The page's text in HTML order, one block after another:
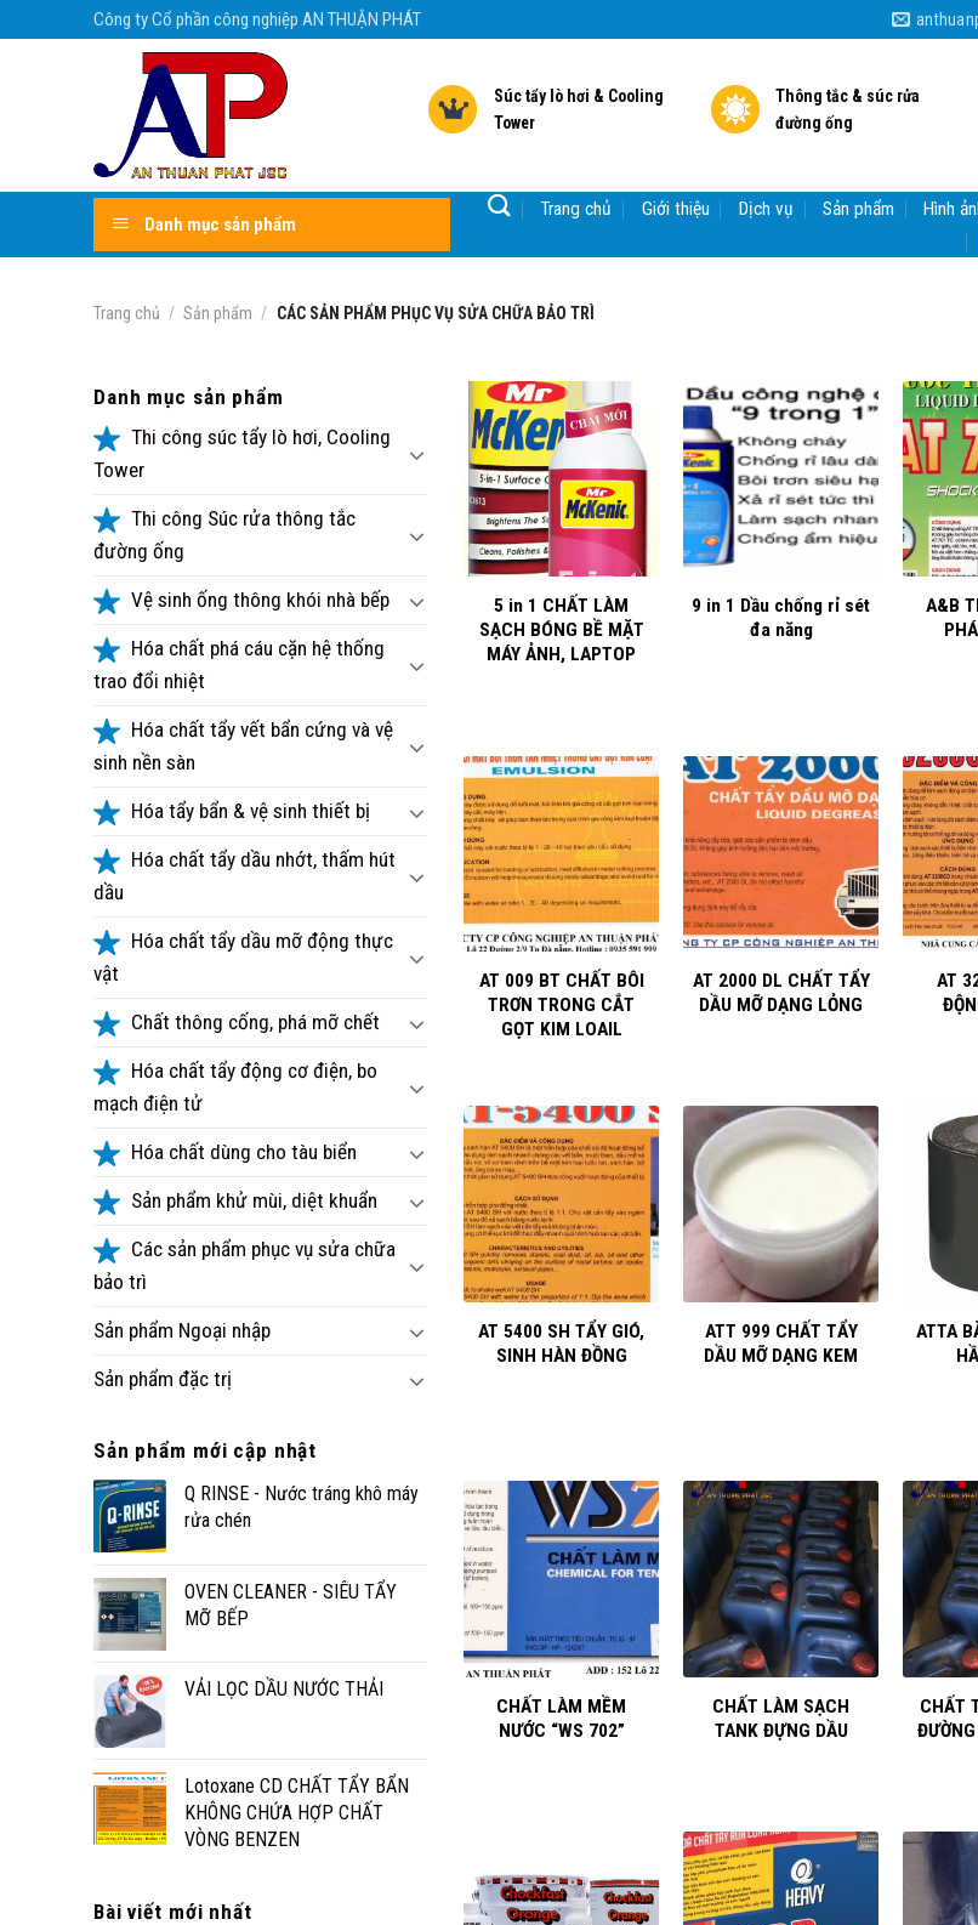
Công ty Cổ phần công nghiệp AN THUẬN PHÁT
Súc tẩy lò hơi & Cooling
Tower
Thông tắc & súc rửa
đường ống
Danh mục sản phẩm
Trang chủ Giới thiệu Dịch vụ Sản phẩm Hình
Trang chủ / Sản phẩm / CÁC SẢN PHẨM PHỤC VỤ SỬA CHỮA BẢO TRÌ
Danh mục sản phẩm
Thi công súc tẩy lò hơi, Cooling
Tower
Thi công Súc rửa thông tắc
đường ống
Vệ sinh ống thông khói nhà bếp
Hóa chất phá cáu cặn hệ thống
trao đổi nhiệt
Hóa chất tẩy vết bẩn cứng và vệ
sinh nền sàn
Hóa tẩy bẩn & vệ sinh thiết bị
Hóa chất tẩy dầu nhớt, thấm hút
dầu
Hóa chất tẩy dầu mỡ động thực
vật
Chất thông cống, phá mỡ chết
Hóa chất tẩy động cơ điện, bo
mạch điện tử
Hóa chất dùng cho tàu biển
Sản phẩm khử mùi, diệt khuẩn
Các sản phẩm phục vụ sửa chữa
bảo trì
Sản phẩm Ngoại nhập
Sản phẩm đặc trị
Sản phẩm mới cập nhật
Q RINSE - Nước tráng khô máy
rửa chén
OVEN CLEANER - SIÊU TẨY
MỠ BẾP
VẢI LỌC DẦU NƯỚC THẢI
Lotoxane CD CHẤT TẨY BẨN
KHÔNG CHỨA HỢP CHẤT
VÒNG BENZEN
Bài viết mới nhất
+
5 in 1 CHẤT LÀM
SẠCH BÓNG BỀ MẶT
MÁY ẢNH, LAPTOP
+
9 in 1 Dầu chống rỉ sét
đa năng
+
A&B
+
AT 009 BT CHẤT BÔI
TRƠN TRONG CẮT
GỌT KIM LOAIL
+
AT 2000 DL CHẤT TẨY
DẦU MỠ DẠNG LỎNG
+
AT
+
AT 5400 SH TẨY GIÓ,
SINH HÀN ĐỒNG
ATT 999 CHẤT TẨY
DẦU MỠ DẠNG KEM
+
ATTA
+
CHẤT LÀM MỀM
NƯỚC “WS 702”
+
CHẤT LÀM SẠCH
TANK ĐỰNG DẦU
+
CHẤT